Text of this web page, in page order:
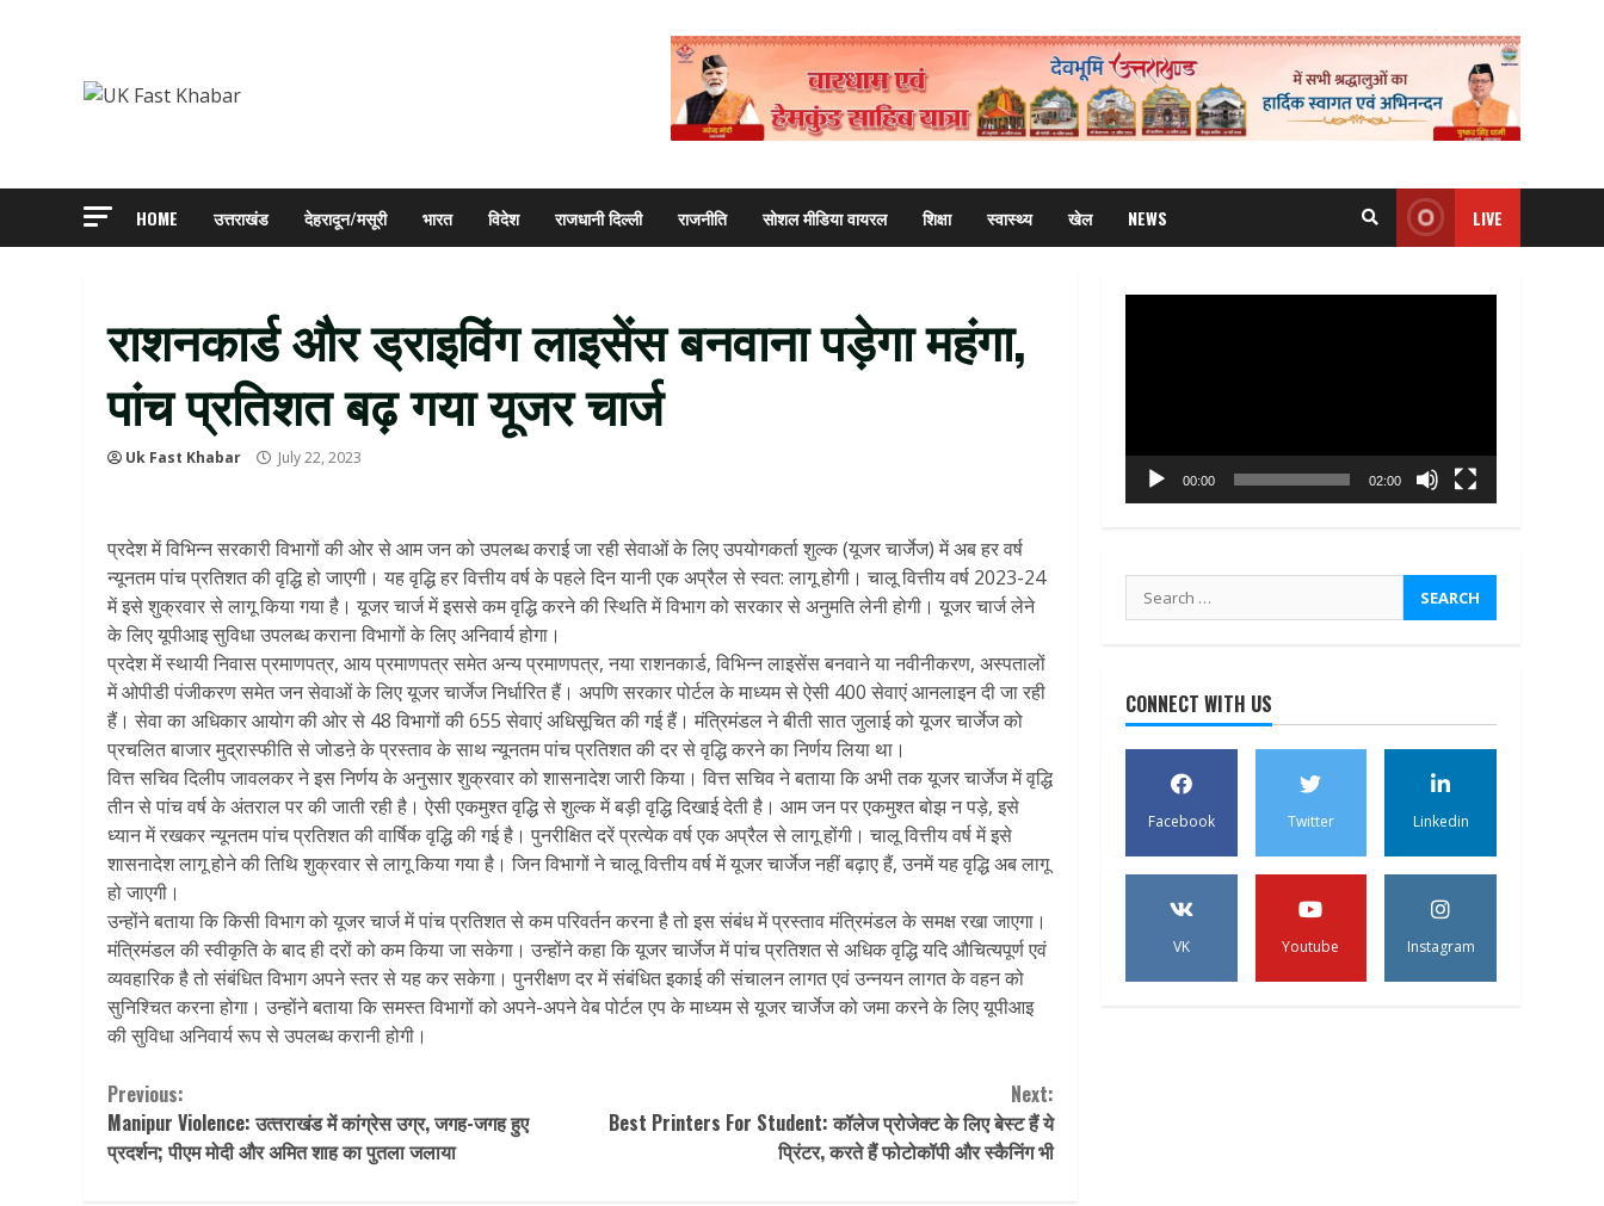
HOME उत्तराखंड देहरादून/मसूरी भारत विदेश राजधानी दिल्ली राजनीति सोशल मीडिया वायरल शिक्षा स्वास्थ्य खेल NEWS LIVE
राशनकार्ड और ड्राइविंग लाइसेंस बनवाना पड़ेगा महंगा,
पांच प्रतिशत बढ़ गया यूजर चार्ज
Uk Fast Khabar July 22, 2023
प्रदेश में विभिन्न सरकारी विभागों की ओर से आम जन को उपलब्ध कराई जा रही सेवाओं के लिए उपयोगकर्ता शुल्क (यूजर चार्जेज) में अब हर वर्ष
न्यूनतम पांच प्रतिशत की वृद्धि हो जाएगी। यह वृद्धि हर वित्तीय वर्ष के पहले दिन यानी एक अप्रैल से स्वत: लागू होगी। चालू वित्तीय वर्ष 2023-24
में इसे शुक्रवार से लागू किया गया है। यूजर चार्ज में इससे कम वृद्धि करने की स्थिति में विभाग को सरकार से अनुमति लेनी होगी। यूजर चार्ज लेने
के लिए यूपीआइ सुविधा उपलब्ध कराना विभागों के लिए अनिवार्य होगा।
प्रदेश में स्थायी निवास प्रमाणपत्र, आय प्रमाणपत्र समेत अन्य प्रमाणपत्र, नया राशनकार्ड, विभिन्न लाइसेंस बनवाने या नवीनीकरण, अस्पतालों
में ओपीडी पंजीकरण समेत जन सेवाओं के लिए यूजर चार्जेज निर्धारित हैं। अपणि सरकार पोर्टल के माध्यम से ऐसी 400 सेवाएं आनलाइन दी जा रही
हैं। सेवा का अधिकार आयोग की ओर से 48 विभागों की 655 सेवाएं अधिसूचित की गई हैं। मंत्रिमंडल ने बीती सात जुलाई को यूजर चार्जेज को
प्रचलित बाजार मुद्रास्फीति से जोडऩे के प्रस्ताव के साथ न्यूनतम पांच प्रतिशत की दर से वृद्धि करने का निर्णय लिया था।
वित्त सचिव दिलीप जावलकर ने इस निर्णय के अनुसार शुक्रवार को शासनादेश जारी किया। वित्त सचिव ने बताया कि अभी तक यूजर चार्जेज में वृद्धि
तीन से पांच वर्ष के अंतराल पर की जाती रही है। ऐसी एकमुश्त वृद्धि से शुल्क में बड़ी वृद्धि दिखाई देती है। आम जन पर एकमुश्त बोझ न पड़े, इसे
ध्यान में रखकर न्यूनतम पांच प्रतिशत की वार्षिक वृद्धि की गई है। पुनरीक्षित दरें प्रत्येक वर्ष एक अप्रैल से लागू होंगी। चालू वित्तीय वर्ष में इसे
शासनादेश लागू होने की तिथि शुक्रवार से लागू किया गया है। जिन विभागों ने चालू वित्तीय वर्ष में यूजर चार्जेज नहीं बढ़ाए हैं, उनमें यह वृद्धि अब लागू
हो जाएगी।
उन्होंने बताया कि किसी विभाग को यूजर चार्ज में पांच प्रतिशत से कम परिवर्तन करना है तो इस संबंध में प्रस्ताव मंत्रिमंडल के समक्ष रखा जाएगा।
मंत्रिमंडल की स्वीकृति के बाद ही दरों को कम किया जा सकेगा। उन्होंने कहा कि यूजर चार्जेज में पांच प्रतिशत से अधिक वृद्धि यदि औचित्यपूर्ण एवं
व्यवहारिक है तो संबंधित विभाग अपने स्तर से यह कर सकेगा। पुनरीक्षण दर में संबंधित इकाई की संचालन लागत एवं उन्नयन लागत के वहन को
सुनिश्चित करना होगा। उन्होंने बताया कि समस्त विभागों को अपने-अपने वेब पोर्टल एप के माध्यम से यूजर चार्जेज को जमा करने के लिए यूपीआइ
की सुविधा अनिवार्य रूप से उपलब्ध करानी होगी।
Continue
Reading
Previous:
Manipur Violence: उत्‍तराखंड में कांग्रेस उग्र, जगह-जगह हुए
प्रदर्शन; पीएम मोदी और अमित शाह का पुतला जलाया
Next:
Best Printers For Student: कॉलेज प्रोजेक्ट के लिए बेस्ट हैं ये
प्रिंटर, करते हैं फोटोकॉपी और स्कैनिंग भी
00:00 02:00
Search
for:
CONNECT WITH US
Facebook Twitter Linkedin
VK Youtube Instagram